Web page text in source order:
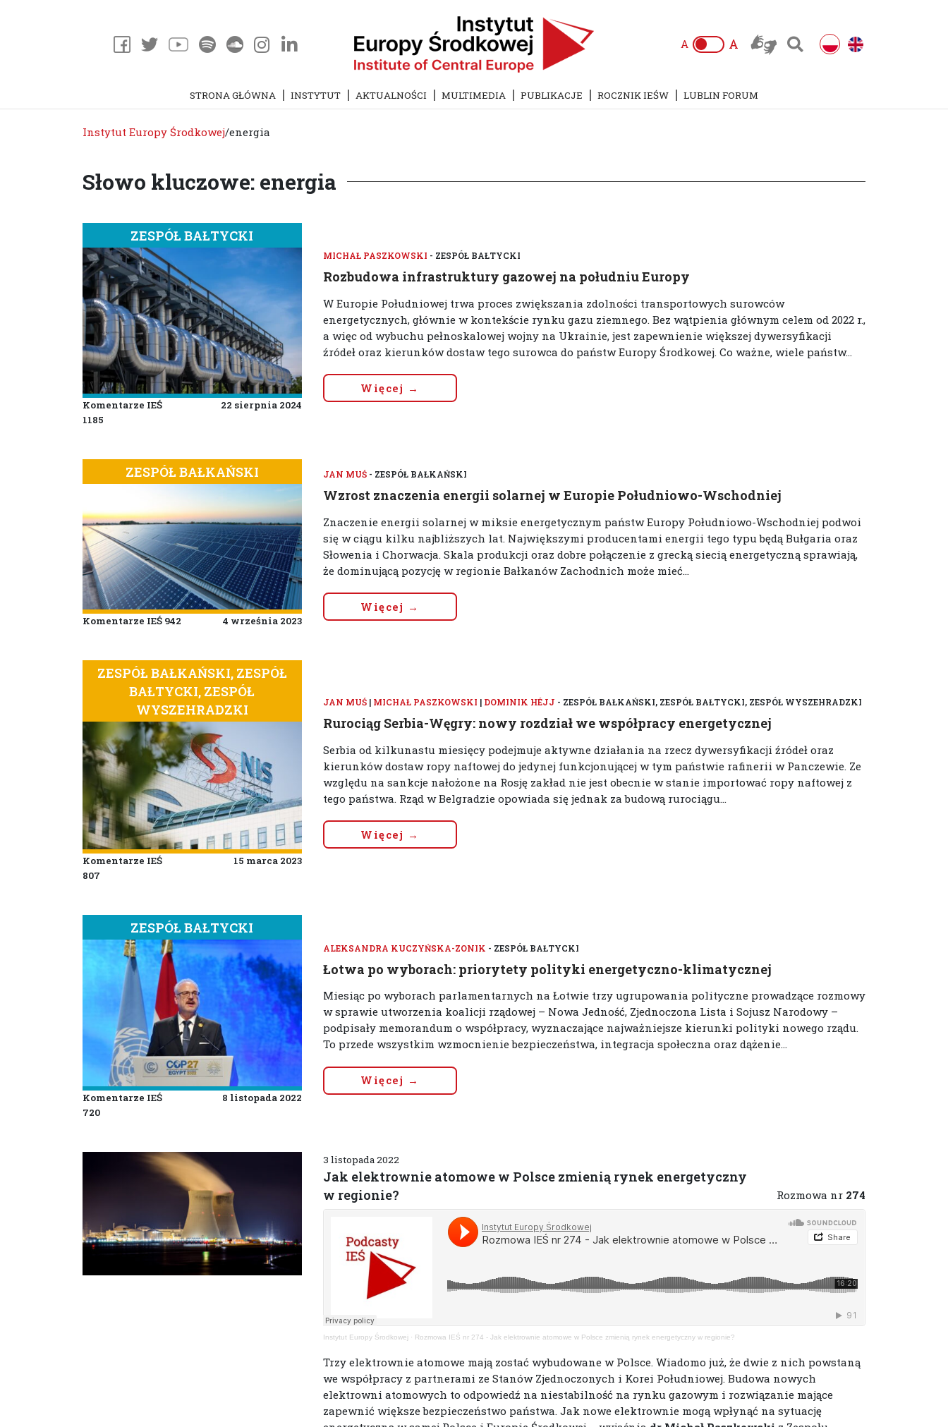
A A
STRONA GŁÓWNA INSTYTUT AKTUALNOŚCI MULTIMEDIA PUBLIKACJE ROCZNIK IEŚW LUBLIN FORUM
Instytut Europy Środkowej/energia
Słowo kluczowe: energia
ZESPÓŁ BAŁTYCKI
Komentarze IEŚ
1185
22 sierpnia 2024
MICHAŁ PASZKOWSKI - ZESPÓŁ BAŁTYCKI
Rozbudowa infrastruktury gazowej na południu Europy
W Europie Południowej trwa proces zwiększania zdolności transportowych surowców
energetycznych, głównie w kontekście rynku gazu ziemnego. Bez wątpienia głównym celem od 2022 r.,
a więc od wybuchu pełnoskalowej wojny na Ukrainie, jest zapewnienie większej dywersyfikacji
źródeł oraz kierunków dostaw tego surowca do państw Europy Środkowej. Co ważne, wiele państw...
Więcej →
ZESPÓŁ BAŁKAŃSKI
Komentarze IEŚ 942 4 września 2023
JAN MUŚ- ZESPÓŁ BAŁKAŃSKI
Wzrost znaczenia energii solarnej w Europie Południowo-Wschodniej
Znaczenie energii solarnej w miksie energetycznym państw Europy Południowo-Wschodniej podwoi
się w ciągu kilku najbliższych lat. Największymi producentami energii tego typu będą Bułgaria oraz
Słowenia i Chorwacja. Skala produkcji oraz dobre połączenie z grecką siecią energetyczną sprawiają,
że dominującą pozycję w regionie Bałkanów Zachodnich może mieć...
Więcej →
ZESPÓŁ BAŁKAŃSKI, ZESPÓŁ
BAŁTYCKI, ZESPÓŁ
WYSZEHRADZKI
Komentarze IEŚ
807
15 marca 2023
JAN MUŚ| MICHAŁ PASZKOWSKI | DOMINIK HÉJJ - ZESPÓŁ BAŁKAŃSKI, ZESPÓŁ BAŁTYCKI, ZESPÓŁ WYSZEHRADZKI
Rurociąg Serbia-Węgry: nowy rozdział we współpracy energetycznej
Serbia od kilkunastu miesięcy podejmuje aktywne działania na rzecz dywersyfikacji źródeł oraz
kierunków dostaw ropy naftowej do jedynej funkcjonującej w tym państwie rafinerii w Panczewie. Ze
względu na sankcje nałożone na Rosję zakład nie jest obecnie w stanie importować ropy naftowej z
tego państwa. Rząd w Belgradzie opowiada się jednak za budową rurociągu...
Więcej →
ZESPÓŁ BAŁTYCKI
Komentarze IEŚ
720
8 listopada 2022
ALEKSANDRA KUCZYŃSKA-ZONIK - ZESPÓŁ BAŁTYCKI
Łotwa po wyborach: priorytety polityki energetyczno-klimatycznej
Miesiąc po wyborach parlamentarnych na Łotwie trzy ugrupowania polityczne prowadzące rozmowy
w sprawie utworzenia koalicji rządowej – Nowa Jedność, Zjednoczona Lista i Sojusz Narodowy –
podpisały memorandum o współpracy, wyznaczające najważniejsze kierunki polityki nowego rządu.
To przede wszystkim wzmocnienie bezpieczeństwa, integracja społeczna oraz dążenie...
Więcej →
3 listopada 2022
Jak elektrownie atomowe w Polsce zmienią rynek energetyczny
w regionie?
Rozmowa nr 274
Instytut Europy Środkowej· Rozmowa IEŚ nr 274 - Jak elektrownie atomowe w Polsce zmienią rynek energetyczny w regionie?
Trzy elektrownie atomowe mają zostać wybudowane w Polsce. Wiadomo już, że dwie z nich powstaną
we współpracy z partnerami ze Stanów Zjednoczonych i Korei Południowej. Budowa nowych
elektrowni atomowych to odpowiedź na niestabilność na rynku gazowym i rozwiązanie mające
zapewnić większe bezpieczeństwo państwa. Jak nowe elektrownie mogą wpłynąć na sytuację